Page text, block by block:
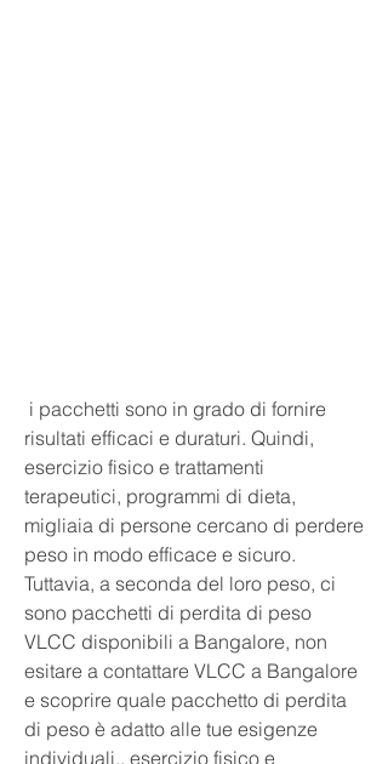
risultati efficaci e duraturi. Quindi,
esercizio fisico e trattamenti
terapeutici, programmi di dieta,
migliaia di persone cercano di perdere
peso in modo efficace e sicuro.
Tuttavia, a seconda del loro peso, ci
sono pacchetti di perdita di peso
VLCC disponibili a Bangalore, non
esitare a contattare VLCC a Bangalore
e scoprire quale pacchetto di perdita
di peso è adatto alle tue esigenze
individuali., esercizio fisico e